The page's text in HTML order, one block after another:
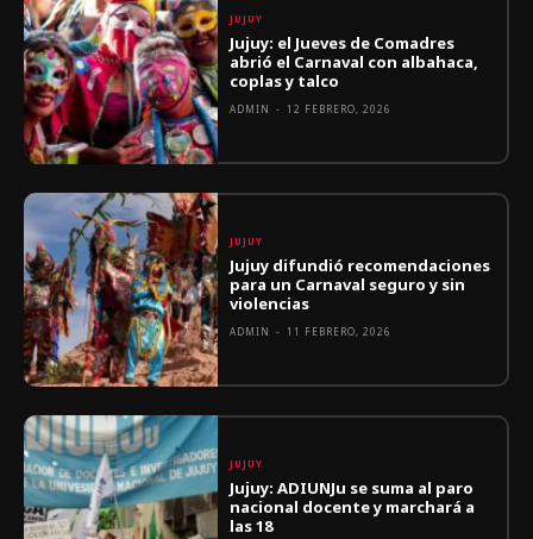
JUJUY
Jujuy: el Jueves de Comadres
abrió el Carnaval con albahaca,
coplas y talco
ADMIN - 12 FEBRERO, 2026
JUJUY
Jujuy difundió recomendaciones
para un Carnaval seguro y sin
violencias
ADMIN - 11 FEBRERO, 2026
JUJUY
Jujuy: ADIUNJu se suma al paro
nacional docente y marchará a
las 18